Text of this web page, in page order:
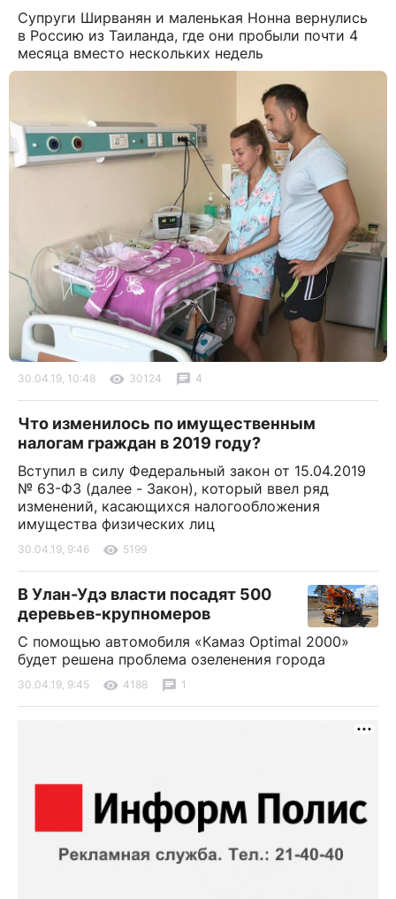
Супруги Ширванян и маленькая Нонна вернулись
в Россию из Таиланда, где они пробыли почти 4
месяца вместо нескольких недель
30.04.19, 10:48 30124 4
Что изменилось по имущественным
налогам граждан в 2019 году?
Вступил в силу Федеральный закон от 15.04.2019
№ 63-ФЗ (далее - Закон), который ввел ряд
изменений, касающихся налогообложения
имущества физических лиц
30.04.19, 9:46 5199
В Улан-Удэ власти посадят 500
деревьев-крупномеров
С помощью автомобиля «Камаз Optimal 2000»
будет решена проблема озеленения города
30.04.19, 9:45 4188 1